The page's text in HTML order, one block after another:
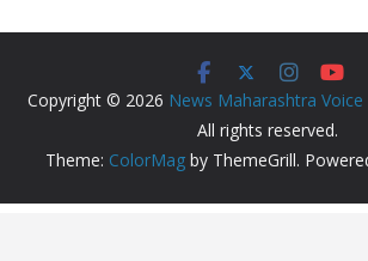
Copyright © 2026 News Maharashtra Voice –
All rights reserved.
Theme: ColorMag by ThemeGrill.